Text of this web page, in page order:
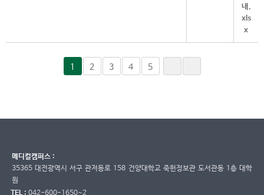
1 2 3 4 5
메디컬캠퍼스 :
35365 대전광역시 서구 관저동로 158 건양대학교 죽헌정보관 도서관동 1층 대학
원
TEL : 042-600-1650~2